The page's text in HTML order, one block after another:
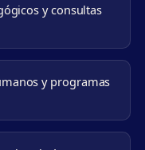
y consultas
y programas